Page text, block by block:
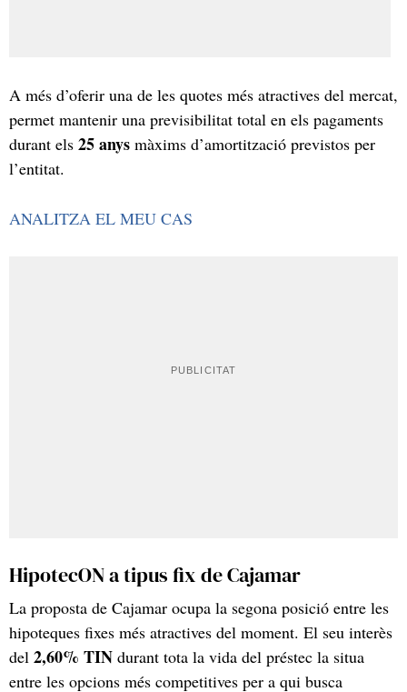
A més d’oferir una de les quotes més atractives del mercat,
permet mantenir una previsibilitat total en els pagaments
durant els 25 anys màxims d’amortització previstos per
l’entitat.
ANALITZA EL MEU CAS
HipotecON a tipus fix de Cajamar
La proposta de Cajamar ocupa la segona posició entre les
hipoteques fixes més atractives del moment. El seu interès
del 2,60% TIN durant tota la vida del préstec la situa
entre les opcions més competitives per a qui busca